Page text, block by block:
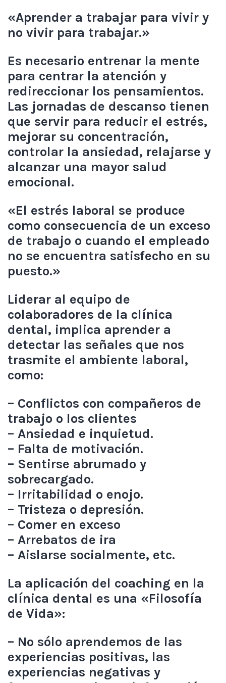
«Aprender a trabajar para vivir y
no vivir para trabajar.»
Es necesario entrenar la mente
para centrar la atención y
redireccionar los pensamientos.
Las jornadas de descanso tienen
que servir para reducir el estrés,
mejorar su concentración,
controlar la ansiedad, relajarse y
alcanzar una mayor salud
emocional.
«El estrés laboral se produce
como consecuencia de un exceso
de trabajo o cuando el empleado
no se encuentra satisfecho en su
puesto.»
Liderar al equipo de
colaboradores de la clínica
dental, implica aprender a
detectar las señales que nos
trasmite el ambiente laboral,
como:
– Conflictos con compañeros de
trabajo o los clientes
– Ansiedad e inquietud.
– Falta de motivación.
– Sentirse abrumado y
sobrecargado.
– Irritabilidad o enojo.
– Tristeza o depresión.
– Comer en exceso
– Arrebatos de ira
– Aislarse socialmente, etc.
La aplicación del coaching en la
clínica dental es una «Filosofía
de Vida»:
– No sólo aprendemos de las
experiencias positivas, las
experiencias negativas y